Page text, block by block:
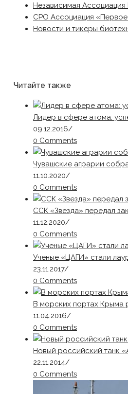
Независимая
СРО Ассоциация
Новости и тикеры
Читайте также
Лидер в сфере атома:
09.12.2016/
0 Comments
Чувашские аграрии
11.10.2020/
0 Comments
ССК «Звезда» передал
11.12.2020/
0 Comments
Ученые «ЦАГИ» стали
23.11.2017/
0 Comments
В морских портах Крыма
11.04.2016/
0 Comments
Новый российский танк
22.11.2014/
0 Comments